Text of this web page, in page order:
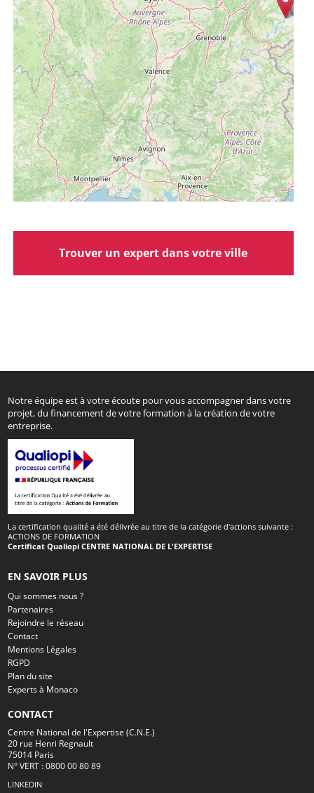
Trouver un expert dans votre ville
Notre équipe est à votre écoute pour vous accompagner dans votre
projet, du financement de votre formation à la création de votre
entreprise.
La certification qualité a été délivrée au titre de la catégorie d'actions suivante :
ACTIONS DE FORMATION
Certificat Qualiopi CENTRE NATIONAL DE L'EXPERTISE
EN SAVOIR PLUS
Qui sommes nous ?
Partenaires
Rejoindre le réseau
Contact
Mentions Légales
RGPD
Plan du site
Experts à Monaco
CONTACT
Centre National de l'Expertise (C.N.E.)
20 rue Henri Regnault
75014 Paris
N° VERT : 0800 00 80 89
LINKEDIN